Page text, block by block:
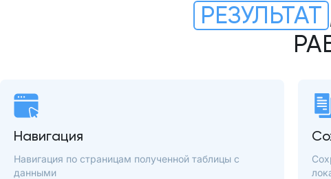
РЕЗУЛЬТАТ
Навигация
Навигация по страницам полученной таблицы с
данными